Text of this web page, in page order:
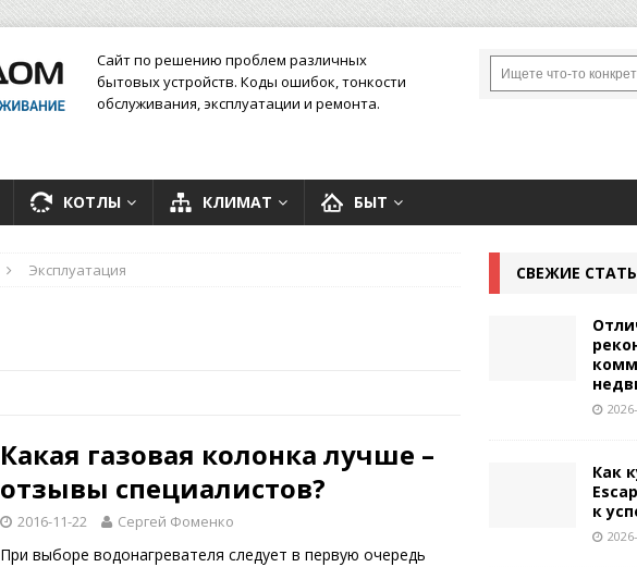
Сайт по решению проблем различных
бытовых устройств. Коды ошибок, тонкости
обслуживания, эксплуатации и ремонта.
КОТЛЫ КЛИМАТ БЫТ
Эксплуатация
Какая газовая колонка лучше –
отзывы специалистов?
2016-11-22 Сергей Фоменко
При выборе водонагревателя следует в первую очередь
СВЕЖИЕ
Как
к